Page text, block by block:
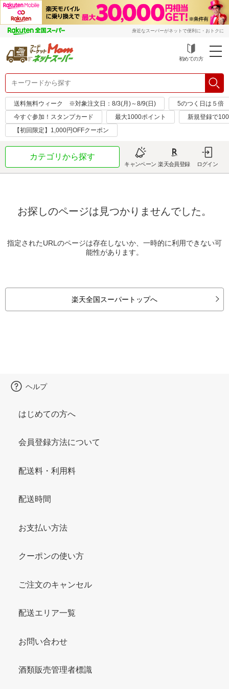
身近なスーパーがネットで便利に・おトクに
初めての方
送料無料ウィーク ※対象注文日：8/3(月)～8/9(日)
5のつく日は５倍
今すぐ参加！スタンプカード
最大1000ポイント
新規登録で
【初回限定】1,000円OFFクーポン
カテゴリから探す
キャンペーン 楽天会員登録 ログイン
お探しのページは見つかりませんでした。
指定されたURLのページは存在しないか、一時的に利用できない可
能性があります。
楽天全国スーパートップへ
ヘルプ
はじめての方へ
会員登録方法について
配送料・利用料
配送時間
お支払い方法
クーポンの使い方
ご注文のキャンセル
配送エリア一覧
お問い合わせ
酒類販売管理者標識